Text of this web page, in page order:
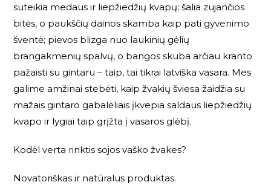
suteikia medaus ir liepžiedžių kvapų; šalia zujančios
bitės, o paukščių dainos skamba kaip pati gyvenimo
šventė; pievos blizga nuo laukinių gėlių
brangakmenių spalvų, o bangos skuba arčiau kranto
pažaisti su gintaru – taip, tai tikrai latviška vasara. Mes
galime amžinai stebėti, kaip žvakių šviesa žaidžia su
mažais gintaro gabalėliais įkvepia saldaus liepžiedžių
kvapo ir lygiai taip grįžta į vasaros glėbį.
Kodėl verta rinktis sojos vaško žvakes?
Novatoriškas ir natūralus produktas.